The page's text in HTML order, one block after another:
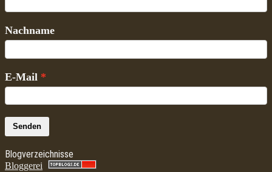
Nachname
E-Mail
Senden
Blogverzeichnisse
Bloggerei